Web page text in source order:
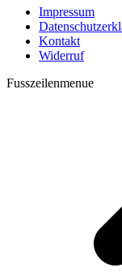
Impressum
Kontakt
Widerruf
Fusszeilenmenue